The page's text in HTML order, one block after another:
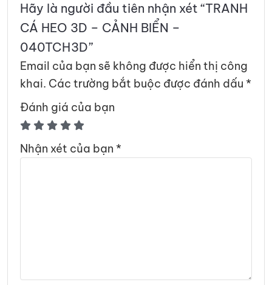
Hãy là người đầu tiên nhận xét “TRANH
CÁ HEO 3D – CẢNH BIỂN –
040TCH3D”
Email của bạn sẽ không được hiển thị công
khai. Các trường bắt buộc được đánh dấu *
Đánh giá của bạn
Nhận xét của bạn *